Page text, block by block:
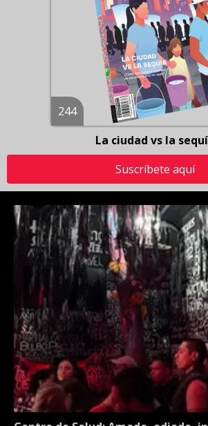
244
La ciudad vs la
Suscríbete aquí